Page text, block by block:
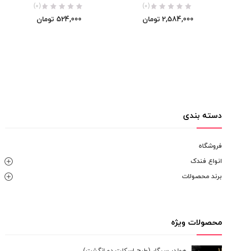
(0)
2,584,000 تومان
(0)
524,000 تومان
دسته بندی
فروشگاه
انواع فندک
برند محصولات
محصولات ویژه